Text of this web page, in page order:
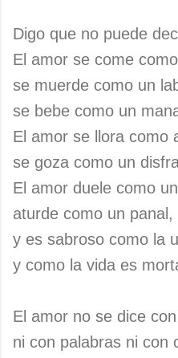
Digo que no puede
El amor se come
se muerde como un
se bebe como un
El amor se llora como
se goza como un
El amor duele como
aturde como un panal,
y es sabroso como la
y como la vida es
El amor no se dice
ni con palabras ni con